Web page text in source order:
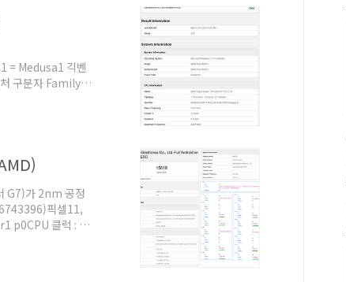
Medusa1 긱벤
구분자 Family
보로 보아 4+4+2
G7)가 2nm 공정
픽셀11,
p0CPU 클럭 : 빅
로 XL 코드네임